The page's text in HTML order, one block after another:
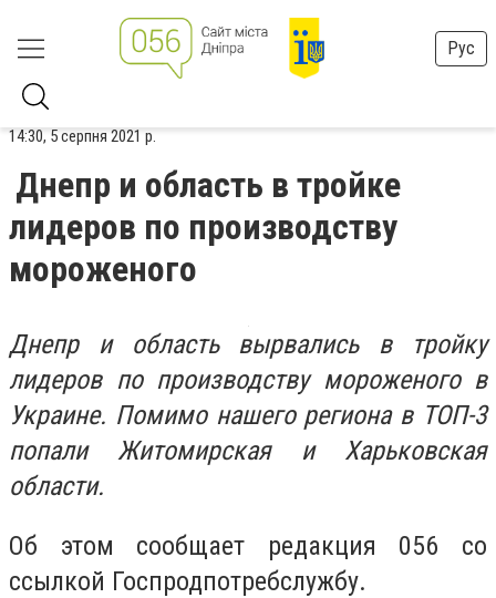
Рус
14:30, 5 серпня 2021 р.
Днепр и область в тройке
лидеров по производству
мороженого
Днепр и область вырвались в тройку
лидеров по производству мороженого в
Украине. Помимо нашего региона в ТОП-3
попали Житомирская и Харьковская
области.
Об этом сообщает редакция 056 со
ссылкой Госпродпотребслужбу.